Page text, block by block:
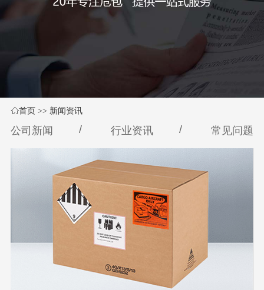
首页>> 新闻资讯
公司新闻 / 行业资讯 / 常见问题